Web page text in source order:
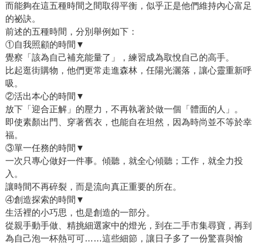
而能夠在這五種時間之間取得平衡，似乎正是他們維持內心富足
的祕訣。
前述的五種時間，分別舉例如下：
①自我照顧的時間▼
覺察「該為自己補充能量了」，練習成為取悅自己的高手。
比起逛街購物，他們更常走進森林，任陽光灑落，讓心靈重新呼
吸。
②活出本心的時間▼
放下「迎合正解」的壓力，不再執著於做一個「體面的人」。
即使素顏出門、穿著舊衣，也能自在坦然，因為時尚並不等於幸
福。
③單一任務的時間▼
一次只專心做好一件事。傾聽，就全心傾聽；工作，就全力投
入。
讓時間不再碎裂，而是流向真正重要的所在。
④創造探索的時間▼
生活裡的小巧思，也是創造的一部分。
從親手動手做、精挑細選家中的燈光，到在二手市集尋寶，再到
為自己泡一杯熱可可……這些細節，讓日子多了一份驚喜與愉